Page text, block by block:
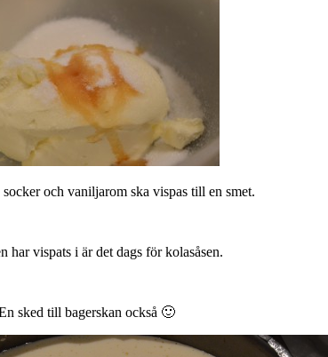
socker och vaniljarom ska vispas till en smet.
har vispats i är det dags för kolasåsen.
sked till bagerskan också 🙂